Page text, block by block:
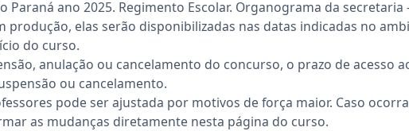
Paraná ano 2025. Regimento Escolar. Organograma da
produção, elas serão disponibilizadas nas datas indicadas no
do curso.
anulação ou cancelamento do concurso, o prazo de acesso
ou cancelamento.
pode ser ajustada por motivos de força maior. Caso
as mudanças diretamente nesta página do curso.